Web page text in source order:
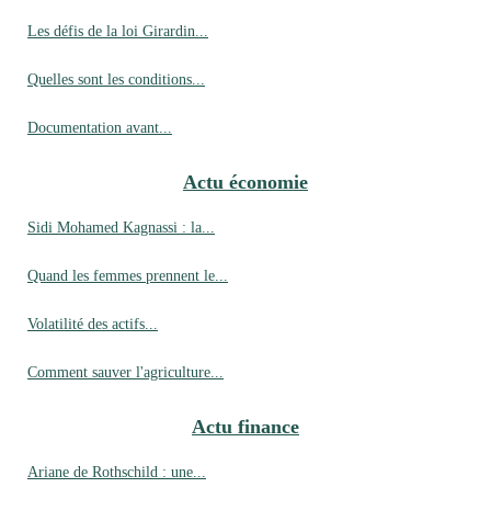
Les défis de la loi Girardin...
Quelles sont les conditions...
Documentation avant...
Actu économie
Sidi Mohamed Kagnassi : la...
Quand les femmes prennent le...
Volatilité des actifs...
Comment sauver l'agriculture...
Actu finance
Ariane de Rothschild : une...